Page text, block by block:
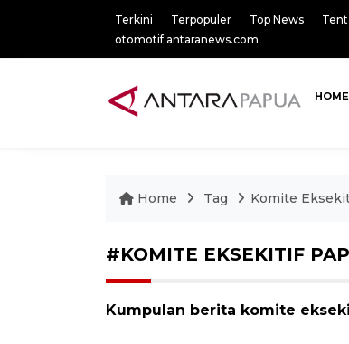
Terkini Terpopuler Top News
otomotif.antaranews.com
HOME
Home Tag Komite
#KOMITE EKSEKITIF
Kumpulan berita komite